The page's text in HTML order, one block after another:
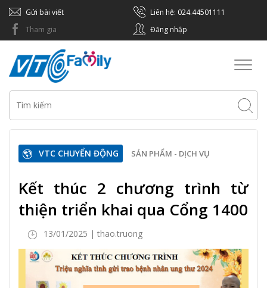
Gửi bài viết
Liên hệ: 024.44501111
Tham gia
Đăng nhập
VTC CHUYỂN ĐỘNG SẢN PHẨM - DỊCH VỤ
Kết thúc 2 chương trình từ
thiện triển khai qua Cổng 1400
13/01/2025 | thao.truong